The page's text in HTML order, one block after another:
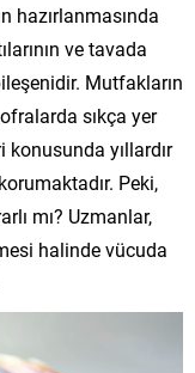
hazırlanmasında
ve tavada
Mutfakların
sıkça yer
konusunda yıllardır
Peki,
mı? Uzmanlar,
halinde vücuda